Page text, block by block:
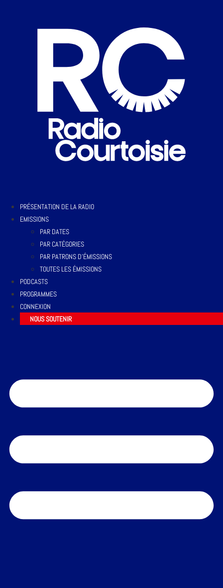
PRÉSENTATION DE LA RADIO
EMISSIONS
PAR DATES
PAR CATÉGORIES
PAR PATRONS D’ÉMISSIONS
TOUTES LES ÉMISSIONS
PODCASTS
PROGRAMMES
CONNEXION
NOUS SOUTENIR